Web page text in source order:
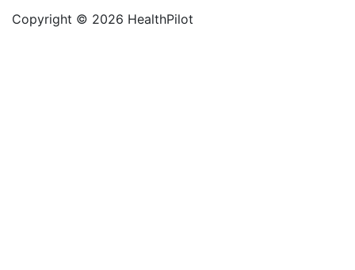
Copyright © 2026 HealthPilot